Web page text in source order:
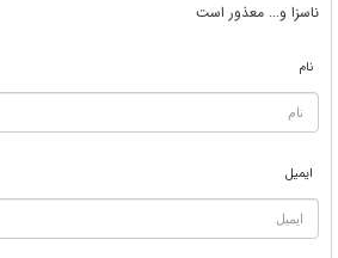
ناسزا و... معذور است
نام
ایمیل